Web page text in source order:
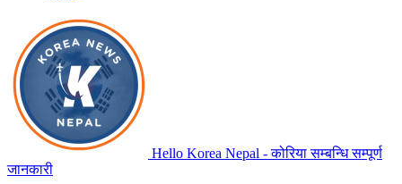
Hello Korea Nepal - कोरिया सम्बन्धि सम्पूर्ण
जानकारी